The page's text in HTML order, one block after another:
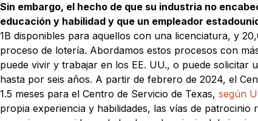
Sin embargo, el hecho de que su industria no
educación y habilidad y que un empleador
1B disponibles para aquellos con una licenciatura, y
proceso de lotería. Abordamos estos procesos con
puede vivir y trabajar en los EE. UU., o puede solicitar
hasta por seis años. A partir de febrero de 2024, el
1.5 meses para el Centro de Servicio de Texas, según
propia experiencia y habilidades, las vías de